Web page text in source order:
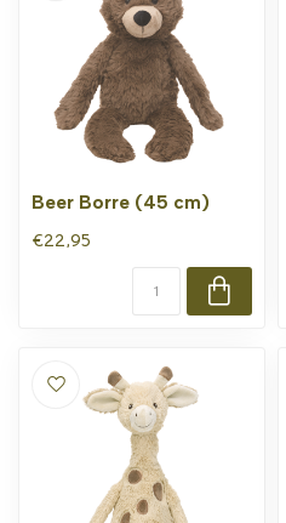
Beer Borre (45 cm)
€22,95